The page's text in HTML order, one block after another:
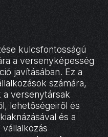
kulcsfontosságú
a versenyképesség
javításában. Ez a
számára,
a versenytársak
lehetőségeiről és
és a